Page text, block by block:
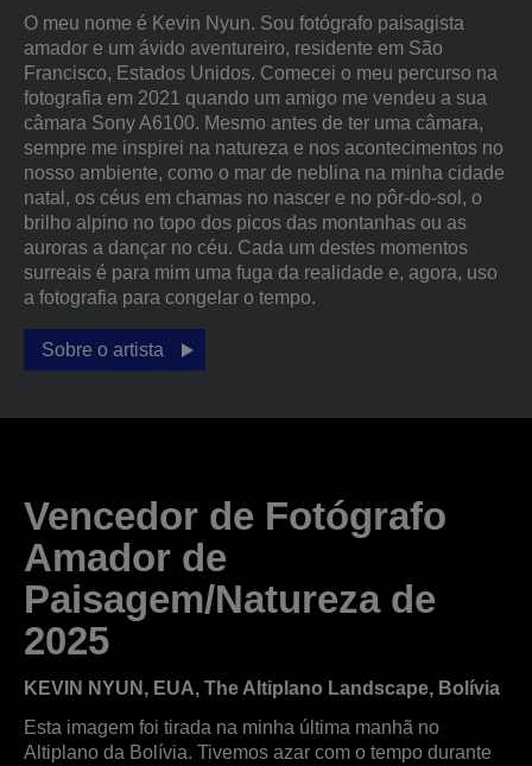
O meu nome é Kevin Nyun. Sou fotógrafo paisagista
amador e um ávido aventureiro, residente em São
Francisco, Estados Unidos. Comecei o meu percurso na
fotografia em 2021 quando um amigo me vendeu a sua
câmara Sony A6100. Mesmo antes de ter uma câmara,
sempre me inspirei na natureza e nos acontecimentos no
nosso ambiente, como o mar de neblina na minha cidade
natal, os céus em chamas no nascer e no pôr-do-sol, o
brilho alpino no topo dos picos das montanhas ou as
auroras a dançar no céu. Cada um destes momentos
surreais é para mim uma fuga da realidade e, agora, uso
a fotografia para congelar o tempo.
Sobre o artista
Vencedor de Fotógrafo
Amador de
Paisagem/Natureza de
2025
KEVIN NYUN, EUA, The Altiplano Landscape, Bolívia
Esta imagem foi tirada na minha última manhã no
Altiplano da Bolívia. Tivemos azar com o tempo durante